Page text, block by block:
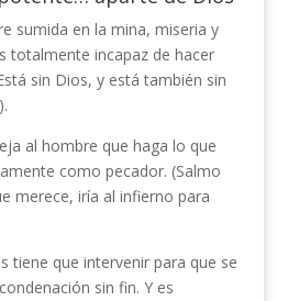
sumida en la mina, miseria y
totalmente incapaz de hacer
sin Dios, y está también sin
al hombre que haga lo que
como pecador. (Salmo
merece, iría al infierno para
tiene que intervenir para que se
sin fin. Y es